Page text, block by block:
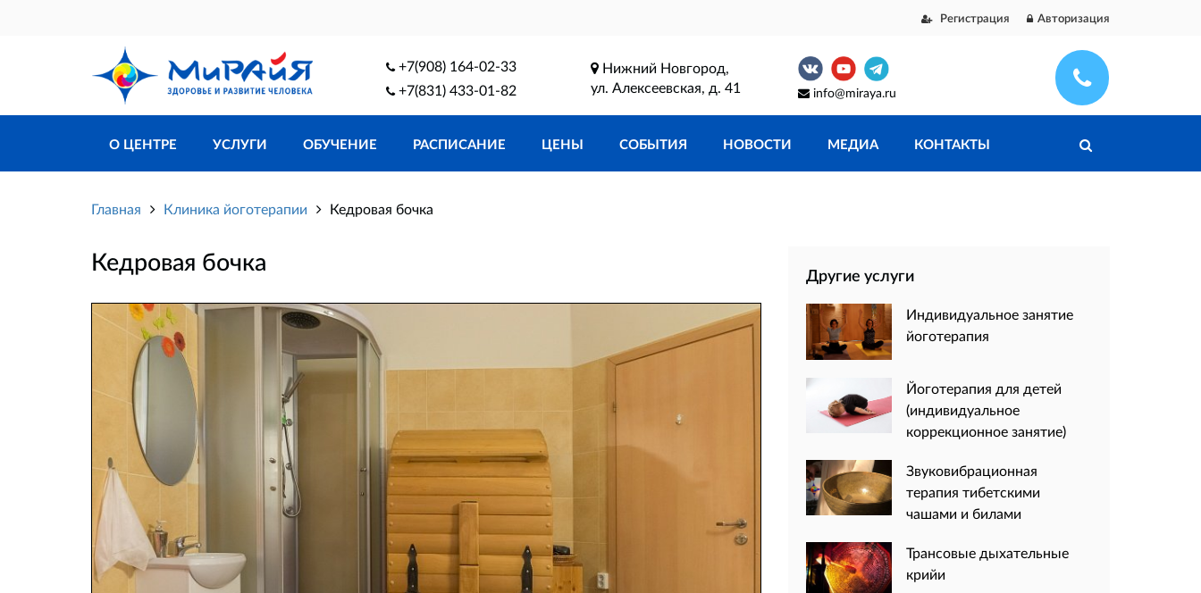
Регистрация Авторизация
+7(908) 164-02-33
+7(831) 433-01-82
Нижний Новгород,
ул. Алексеевская, д. 41
info@miraya.ru
О ЦЕНТРЕ УСЛУГИ ОБУЧЕНИЕ РАСПИСАНИЕ ЦЕНЫ СОБЫТИЯ НОВОСТИ МЕДИА КОНТАКТЫ
Главная Клиника йоготерапии Кедровая бочка
Кедровая бочка Другие услуги
Индивидуальное занятие
йоготерапия
Йоготерапия для детей
(индивидуальное
коррекционное занятие)
Звуковибрационная
терапия тибетскими
чашами и билами
Трансовые дыхательные
крийи